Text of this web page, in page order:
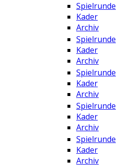
Spielrunde
Kader
Archiv
Spielrunde
Kader
Archiv
Spielrunde
Kader
Archiv
Spielrunde
Kader
Archiv
Spielrunde
Kader
Archiv